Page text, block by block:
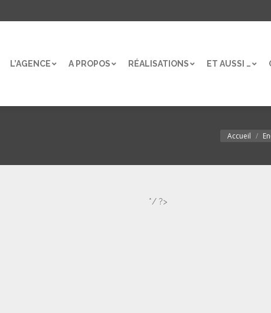
L’AGENCE A PROPOS RÉALISATIONS ET AUSSI …
Vous êtes ici
Accueil
*/ ?>